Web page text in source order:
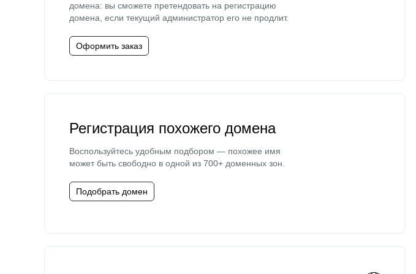
домена: вы сможете претендовать на регистрацию
домена, если текущий администратор его не продлит.
Оформить заказ
Регистрация похожего домена
Воспользуйтесь удобным подбором — похожее имя
может быть свободно в одной из 700+ доменных зон.
Подобрать домен